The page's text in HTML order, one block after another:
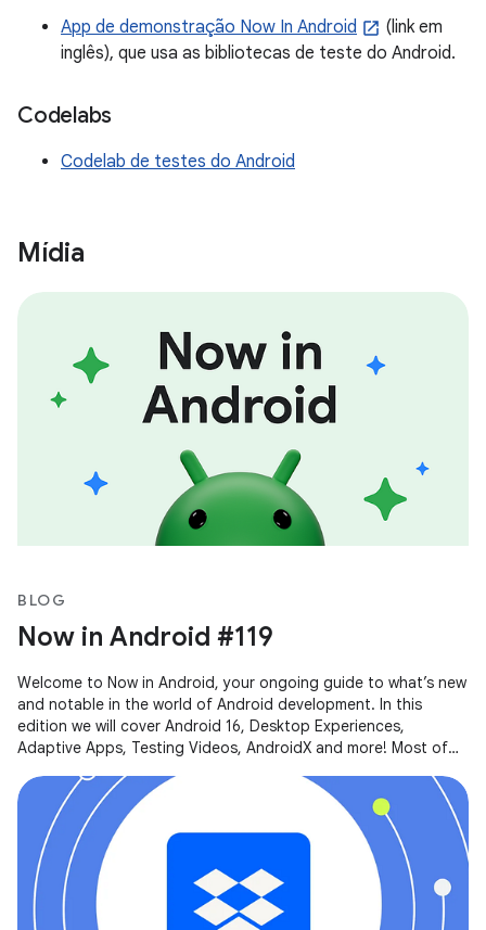
App de demonstração Now In Android
(link em
inglês), que usa as bibliotecas de teste do Android.
Codelabs
Codelab de testes do Android
Mídia
BLOG
Now in Android #119
Welcome to Now in Android, your ongoing guide to what’s new
and notable in the world of Android development. In this
edition we will cover Android 16, Desktop Experiences,
Adaptive Apps, Testing Videos, AndroidX and more! Most of